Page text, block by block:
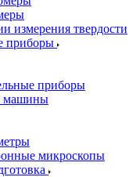
измерения твердости
приборы
приборы
машины
микроскопы